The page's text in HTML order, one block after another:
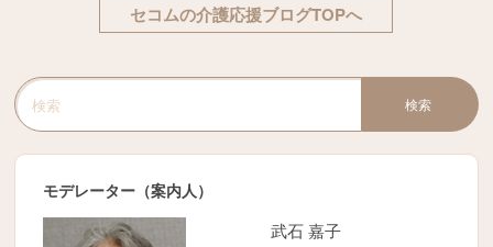
セコムの介護応援ブログTOPへ
検索キーワード入力
検索
モデレーター（案内人）
武石 嘉子